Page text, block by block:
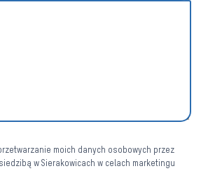
moich danych osobowych przez
w Sierakowicach w celach marketingu